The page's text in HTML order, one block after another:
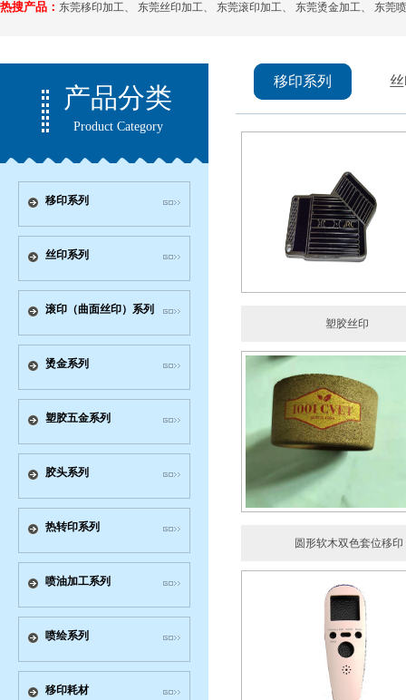
热搜产品： 东莞移印加工、 东莞丝印加工、 东莞滚印加工、 东莞烫金加工、 东莞
产品分类
Product Category
移印系列
丝印系列
滚印（曲面丝印）系列
烫金系列
塑胶五金系列
胶头系列
热转印系列
喷油加工系列
喷绘系列
移印耗材
移印系列
塑胶丝印
 圆形软木双色套位移印